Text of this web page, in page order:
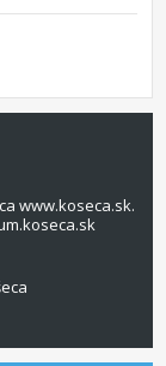
www.koseca.sk.